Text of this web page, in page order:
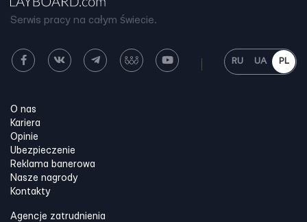
Serwis pracy na całym świecie.
RU UA PL
O nas
Kariera
Opinie
Ubezpieczenie
Reklama banerowa
Nasze nagrody
Kontakty
Agencje zatrudnienia